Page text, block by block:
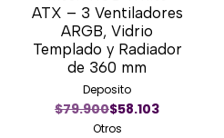
ATX – 3 Ventiladores
ARGB, Vidrio
Templado y Radiador
de 360 mm
Deposito
$79.900$58.103
Otros